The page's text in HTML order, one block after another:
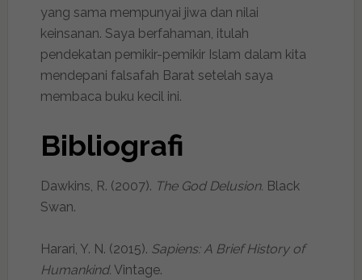
yang sama mempunyai jiwa dan nilai
keinsanan. Saya berfahaman, itulah
pendekatan pemikir-pemikir Islam dalam kita
mendepani falsafah Barat setelah saya
membaca buku kecil ini.
Bibliografi
Dawkins, R. (2007). The God Delusion. Black
Swan.
Harari, Y. N. (2015). Sapiens: A Brief History of
Humankind. Vintage.